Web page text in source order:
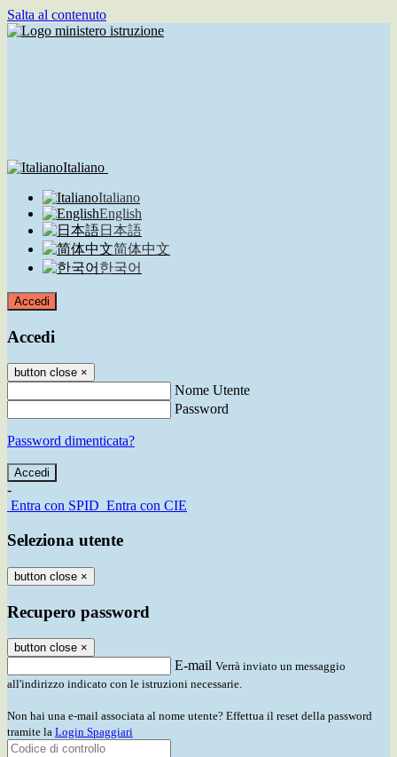
Salta al contenuto
Italiano
Italiano
English
日本語
简体中文
한국어
Accedi
Accedi
button close ×
Nome Utente
Password
Password dimenticata?
-
Entra con SPID Entra con CIE
Seleziona utente
button close ×
Recupero password
button close ×
E-mail Verrà inviato un messaggio
all'indirizzo indicato con le istruzioni necessarie.
Non hai una e-mail associata al nome utente? Effettua il reset della password
tramite la Login Spaggiari